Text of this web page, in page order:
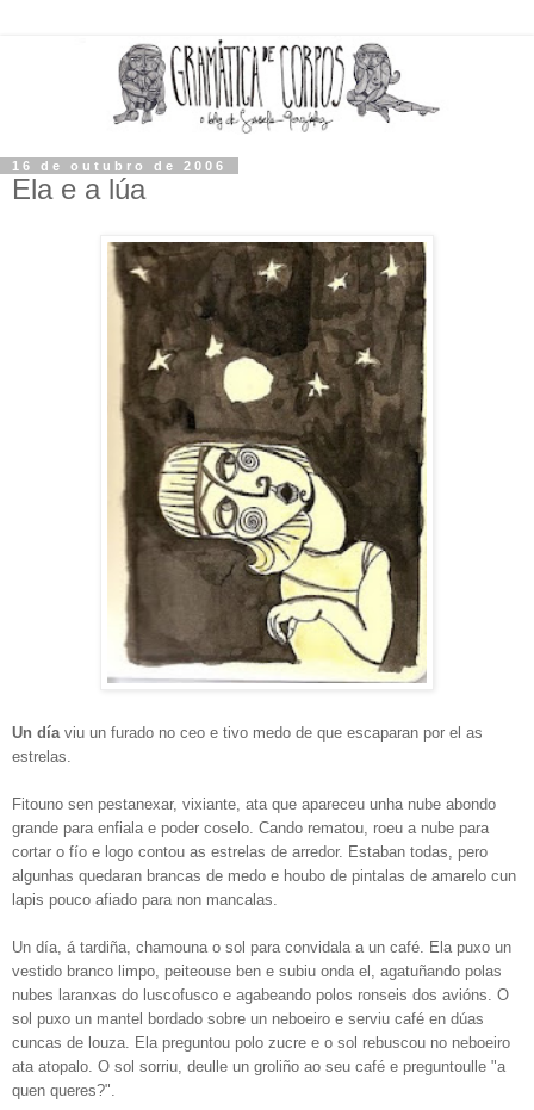
16 de outubro de 2006
Ela e a lúa
Un día viu un furado no ceo e tivo medo de que escaparan por el as
estrelas.
Fitouno sen pestanexar, vixiante, ata que apareceu unha nube abondo
grande para enfiala e poder coselo. Cando rematou, roeu a nube para
cortar o fío e logo contou as estrelas de arredor. Estaban todas, pero
algunhas quedaran brancas de medo e houbo de pintalas de amarelo cun
lapis pouco afiado para non mancalas.
Un día, á tardiña, chamouna o sol para convidala a un café. Ela puxo un
vestido branco limpo, peiteouse ben e subiu onda el, agatuñando polas
nubes laranxas do luscofusco e agabeando polos ronseis dos avións. O
sol puxo un mantel bordado sobre un neboeiro e serviu café en dúas
cuncas de louza. Ela preguntou polo zucre e o sol rebuscou no neboeiro
ata atopalo. O sol sorriu, deulle un groliño ao seu café e preguntoulle "a
quen queres?".